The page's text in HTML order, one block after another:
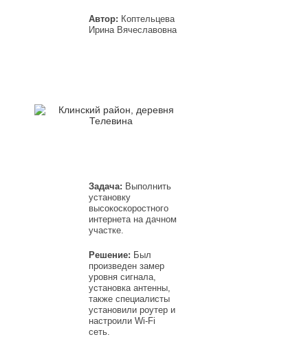
Автор: Коптельцева
Ирина Вячеславовна
Задача: Выполнить
установку
высокоскоростного
интернета на дачном
участке.
Решение: Был
произведен замер
уровня сигнала,
установка антенны,
также специалисты
установили роутер и
настроили Wi-Fi
сеть.